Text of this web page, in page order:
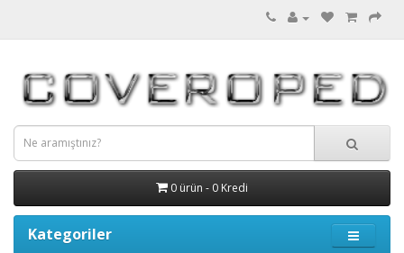
0 ürün - 0 Kredi
Kategoriler